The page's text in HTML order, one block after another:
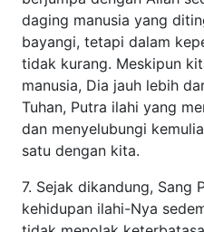
Nya sedemikian rupa
keterbatasan natur manusia-
Sebagai hasil dari inkarnasi,
seorang yang benar-benar
kemauan, dan sifat-sifat
normal manusia yang asli.
Dia mengalami rasa kagum
manusia seutuhnya. Dia
semakin bijaksana (Lukas
sukacita, lalu mati dan